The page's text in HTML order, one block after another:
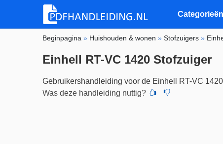
Categorieën
Beginpagina » Huishouden & wonen »Stofzuigers »
Einhell RT-VC 1420 Stofzuiger
Gebruikershandleiding voor de Einhell RT-VC
Was deze handleiding nuttig?